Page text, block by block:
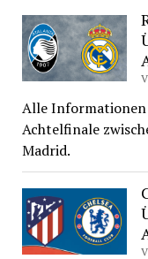
Alle Informationen
Achtelfinale
Madrid.